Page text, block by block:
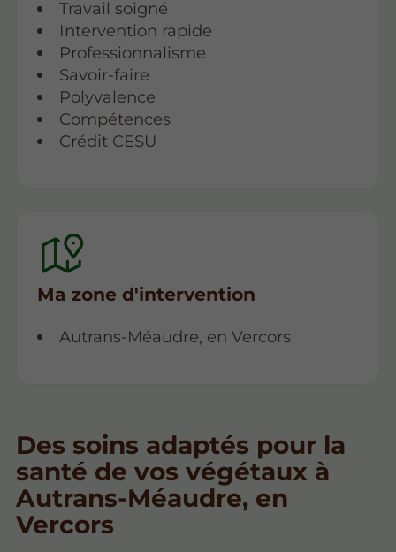
Travail soigné
Intervention rapide
Professionnalisme
Savoir-faire
Polyvalence
Compétences
Crédit CESU
Ma zone d'intervention
Autrans-Méaudre, en Vercors
Des soins adaptés pour la
santé de vos végétaux à
Autrans-Méaudre, en
Vercors